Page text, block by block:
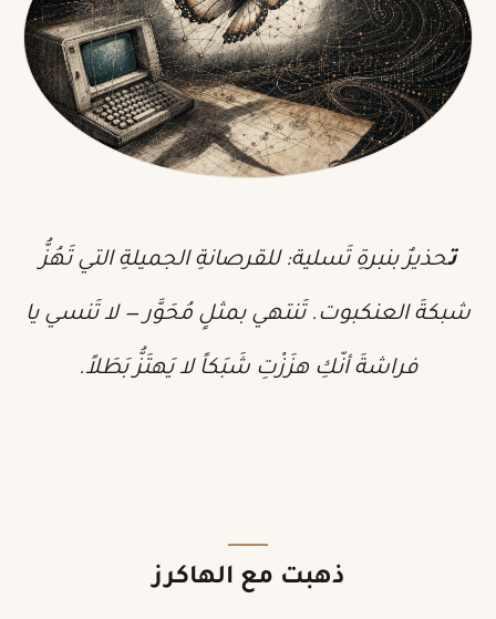
تحذيرٌ بنبرةِ تَسلية: للقرصانةِ الجميلةِ التي تَهُزُّ
شبكةَ العنكبوت. تَنتهي بمثلٍ مُحَوَّر — لا تَنسي يا
فراشةَ أنّكِ هزَزْتِ شَبَكاً لا يَهتَزُّ بَطَلاً.
ذهبت مع الهاكرز